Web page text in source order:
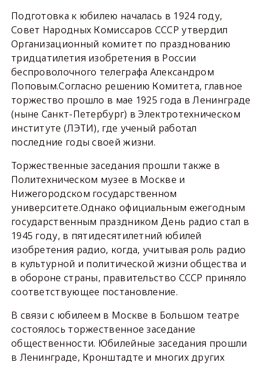
Подготовка к юбилею началась в 1924 году,
Совет Народных Комиссаров СССР утвердил
Организационный комитет по празднованию
тридцатилетия изобретения в России
беспроволочного телеграфа Александром
Поповым.Согласно решению Комитета, главное
торжество прошло в мае 1925 года в Ленинграде
(ныне Санкт-Петербург) в Электротехническом
институте (ЛЭТИ), где ученый работал
последние годы своей жизни.
Торжественные заседания прошли также в
Политехническом музее в Москве и
Нижегородском государственном
университете.Однако официальным ежегодным
государственным праздником День радио стал в
1945 году, в пятидесятилетний юбилей
изобретения радио, когда, учитывая роль радио
в культурной и политической жизни общества и
в обороне страны, правительство СССР приняло
соответствующее постановление.
В связи с юбилеем в Москве в Большом театре
состоялось торжественное заседание
общественности. Юбилейные заседания прошли
в Ленинграде, Кронштадте и многих других